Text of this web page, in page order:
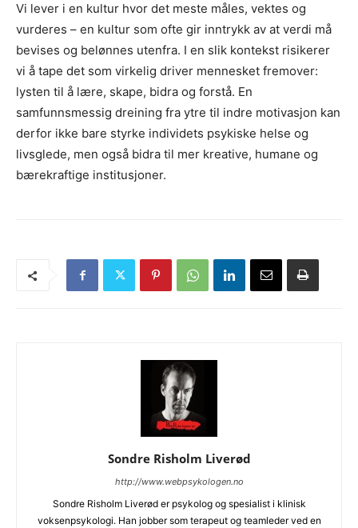
Vi lever i en kultur hvor det meste måles, vektes og
vurderes – en kultur som ofte gir inntrykk av at verdi må
bevises og belønnes utenfra. I en slik kontekst risikerer
vi å tape det som virkelig driver mennesket fremover:
lysten til å lære, skape, bidra og forstå. En
samfunnsmessig dreining fra ytre til indre motivasjon kan
derfor ikke bare styrke individets psykiske helse og
livsglede, men også bidra til mer kreative, humane og
bærekraftige institusjoner.
Sondre Risholm Liverød
http://www.webpsykologen.no
Sondre Risholm Liverød er psykolog og spesialist i klinisk
voksenpsykologi. Han jobber som terapeut og teamleder ved en